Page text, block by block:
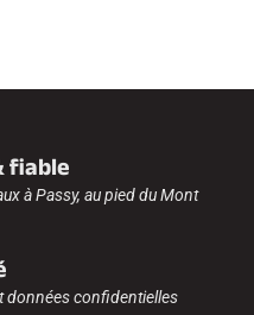
fiable
à Passy, au pied du Mont
données confidentielles